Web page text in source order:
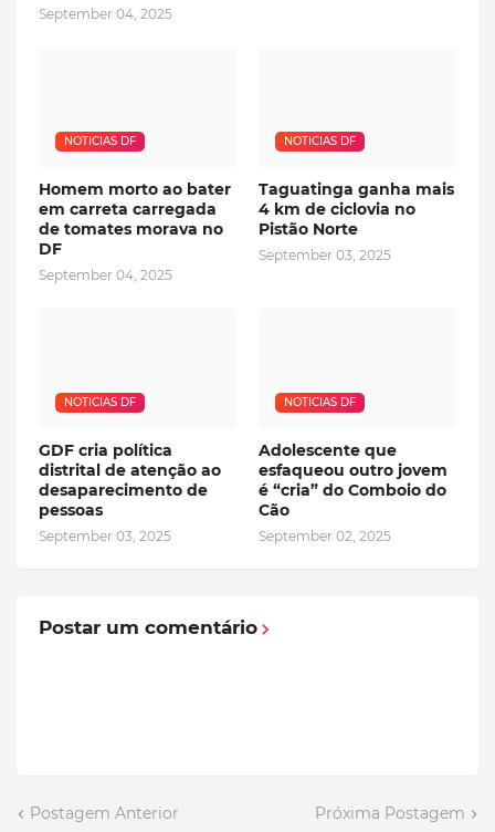
September 04, 2025
NOTICIAS DF
Homem morto ao bater
em carreta carregada
de tomates morava no
DF
September 04, 2025
NOTICIAS DF
Taguatinga ganha mais
4 km de ciclovia no
Pistão Norte
September 03, 2025
NOTICIAS DF
GDF cria política
distrital de atenção ao
desaparecimento de
pessoas
September 03, 2025
NOTICIAS DF
Adolescente que
esfaqueou outro jovem
é “cria” do Comboio do
Cão
September 02, 2025
Postar um comentário
Postagem Anterior Próxima Postagem